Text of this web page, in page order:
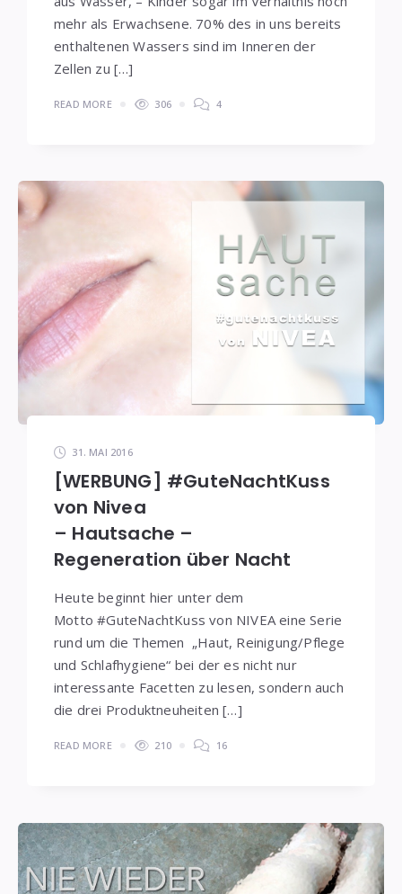
mehr als Erwachsene. 70% des in uns bereits
enthaltenen Wassers sind im Inneren der
Zellen zu […]
READ MORE 306 4
31. MAI 2016
[WERBUNG] #GuteNachtKuss
von Nivea
– Hautsache –
Regeneration über Nacht
Heute beginnt hier unter dem
Motto #GuteNachtKuss von NIVEA eine Serie
rund um die Themen „Haut, Reinigung/Pflege
und Schlafhygiene“ bei der es nicht nur
interessante Facetten zu lesen, sondern auch
die drei Produktneuheiten […]
READ MORE 210 16